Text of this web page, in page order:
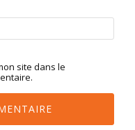
site dans le